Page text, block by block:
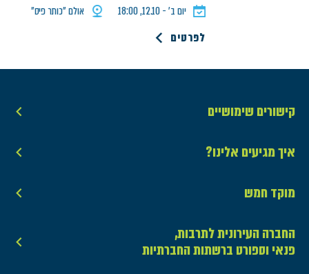
יום ב׳ - 12.10, 18:00 אולם ״כותר פיס״
לפרטים
קישורים שימושיים
איך מגיעים אלינו?
מוקד חמש
החברה העירונית לתרבות,
פנאי וספורט ברשתות החברתיות